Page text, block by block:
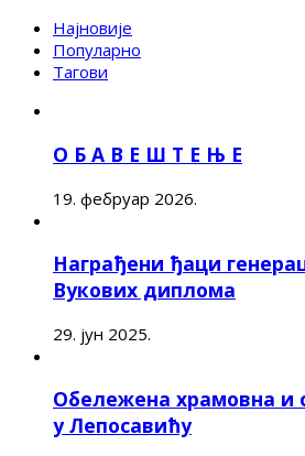
Најновије
Популарно
Тагови
О Б А В Е Ш Т Е Њ Е
19. фебруар 2026.
Награђени ђаци
Вукових диплома
29. јун 2025.
Обележена храмовна и
у Лепосавићу